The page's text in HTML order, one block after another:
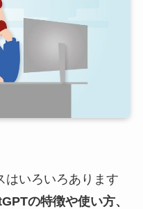
はいろいろあります
の特徴や使い方、